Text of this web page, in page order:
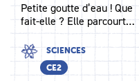
Petite goutte d’eau ! Que
fait-elle ? Elle parcourt…
SCIENCES
CE2